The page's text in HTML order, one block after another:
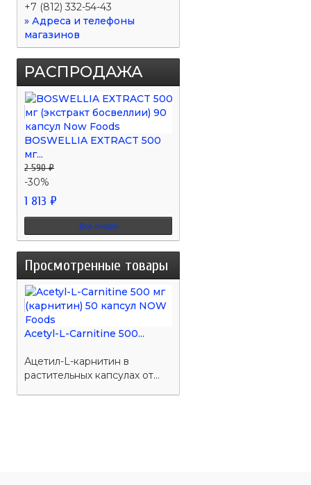
+7 (812) 332-54-43
» Адреса и телефоны
магазинов
РАСПРОДАЖА
BOSWELLIA EXTRACT 500
мг...
2 590 ₽
-30%
1 813 ₽
Все скидки
Просмотренные товары
Acetyl-L-Carnitine 500...
Ацетил-L-карнитин в
растительных капсулах от...